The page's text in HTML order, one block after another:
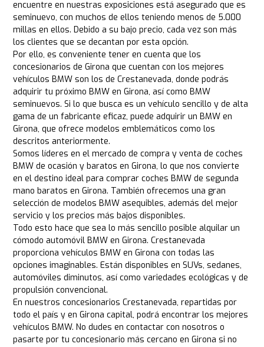
encuentre en nuestras exposiciones está asegurado que es
seminuevo, con muchos de ellos teniendo menos de 5.000
millas en ellos. Debido a su bajo precio, cada vez son más
los clientes que se decantan por esta opción.
Por ello, es conveniente tener en cuenta que los
concesionarios de Girona que cuentan con los mejores
vehículos BMW son los de Crestanevada, donde podrás
adquirir tu próximo BMW en Girona, así como BMW
seminuevos. Si lo que busca es un vehículo sencillo y de alta
gama de un fabricante eficaz, puede adquirir un BMW en
Girona, que ofrece modelos emblemáticos como los
descritos anteriormente.
Somos líderes en el mercado de compra y venta de coches
BMW de ocasión y baratos en Girona, lo que nos convierte
en el destino ideal para comprar coches BMW de segunda
mano baratos en Girona. También ofrecemos una gran
selección de modelos BMW asequibles, además del mejor
servicio y los precios más bajos disponibles.
Todo esto hace que sea lo más sencillo posible alquilar un
cómodo automóvil BMW en Girona. Crestanevada
proporciona vehículos BMW en Girona con todas las
opciones imaginables. Están disponibles en SUVs, sedanes,
automóviles diminutos, así como variedades ecológicas y de
propulsión convencional.
En nuestros concesionarios Crestanevada, repartidas por
todo el país y en Girona capital, podrá encontrar los mejores
vehículos BMW. No dudes en contactar con nosotros o
pasarte por tu concesionario más cercano en Girona si no